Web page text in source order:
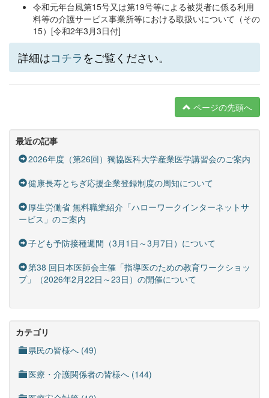
令和元年台風第15号又は第19号等による被災者に係る利用
料等の介護サービス事業所等における取扱いについて（その
15）[令和2年3月3日付]
詳細はコチラをご覧ください。
ページの先頭へ
最近の記事
2026年度（第26回）獨協医科大学産業医学講習会のご案内
健康長寿とちぎ応援企業登録制度の周知について
厚生労働省 無料職業紹介「ハローワークインターネットサ
ービス」のご案内
子ども予防接種週間（3月1日～3月7日）について
第38 回日本医師会主催「指導医のための教育ワークショッ
プ」（2026年2月22日～23日）の開催について
カテゴリ
県民の皆様へ (49)
医療・介護関係者の皆様へ (144)